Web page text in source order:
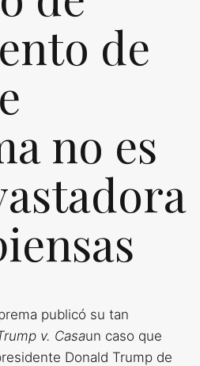
de
no es
publicó su tan
v. Casaun caso que
Donald Trump de